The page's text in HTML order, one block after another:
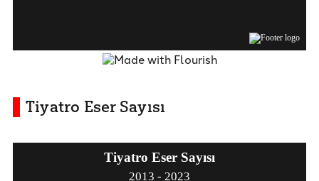
Tiyatro Eser Sayısı